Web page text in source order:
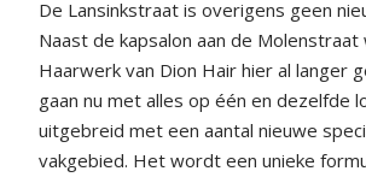
De Lansinkstraat is overigens geen
Naast de kapsalon aan de
Haarwerk van Dion Hair hier al langer
gaan nu met alles op één en dezelfde
uitgebreid met een aantal nieuwe
vakgebied. Het wordt een unieke